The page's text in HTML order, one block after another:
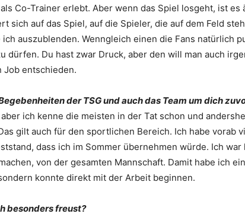
Co-Trainer erlebt. Aber wenn das Spiel losgeht, ist es
sich auf das Spiel, auf die Spieler, die auf dem Feld
auszublenden. Wenngleich einen die Fans natürlich
dürfen. Du hast zwar Druck, aber den will man auch
Job entschieden.
der TSG und auch das Team um dich
ich kenne die meisten in der Tat schon und
gilt auch für den sportlichen Bereich. Ich habe vorab
dass ich im Sommer übernehmen würde. Ich war
von der gesamten Mannschaft. Damit habe ich
konnte direkt mit der Arbeit beginnen.
besonders freust?